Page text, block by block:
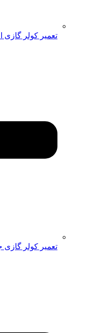
تعمیر کولر گازی
تعمیر کولر گازی